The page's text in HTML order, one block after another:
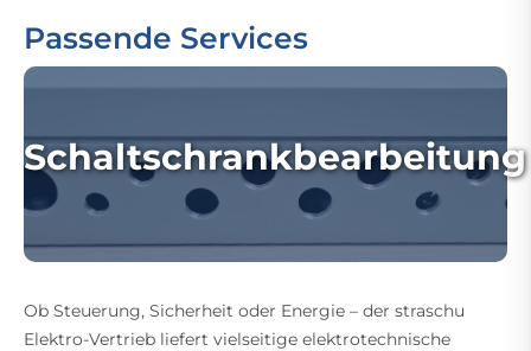
Passende Services
Schaltschrankbearbeitung
Ob Steuerung, Sicherheit oder Energie – der straschu
Elektro-Vertrieb liefert vielseitige elektrotechnische